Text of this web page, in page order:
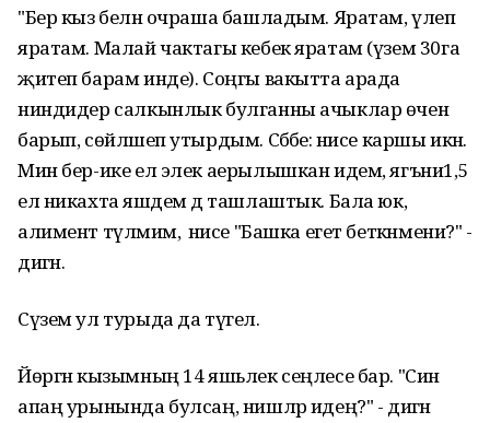
"Бер кыз белән очраша башладым. Яратам, үлеп
яратам. Малай чактагы кебек яратам (үзем 30га
җитеп барам инде). Соңгы вакытта арада
ниндидер салкынлык булганны ачыклар өчен
барып, сөйләшеп утырдым. Сәбәбе: әнисе каршы икән.
Мин бер-ике ел элек аерылышкан идем, ягъни1,5
ел никахта яшәдем дә ташлаштык. Бала юк,
алимент түләмим, ә әнисе "Башка егет беткәнмени?" -
дигән.
Сүзем ул турыда да түгел.
Йөргән кызымның 14 яшьлек сеңлесе бар. "Син
апаң урынында булсаң, нишләр идең?" - дигән